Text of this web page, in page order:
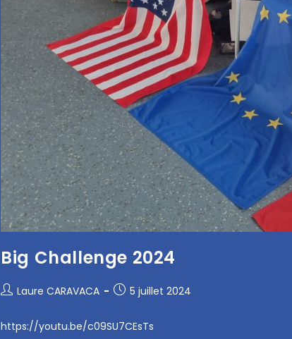
Big Challenge 2024
Laure CARAVACA 5 juillet 2024
https://youtu.be/c09SU7CEsTs